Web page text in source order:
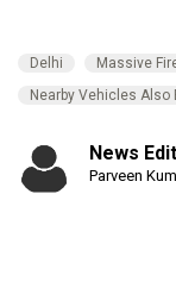
Delhi
Massive
Nearby Vehicles Also
News
Parveen